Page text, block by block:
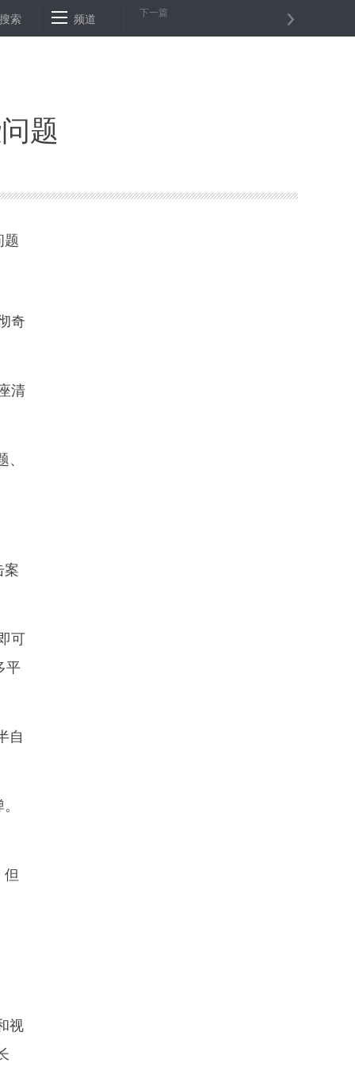
海关今年已在进境邮递渠道查获11起象牙案件 媒体融合：用得好
搜索 频道 下一篇
题
奇
清
可
平
自
视